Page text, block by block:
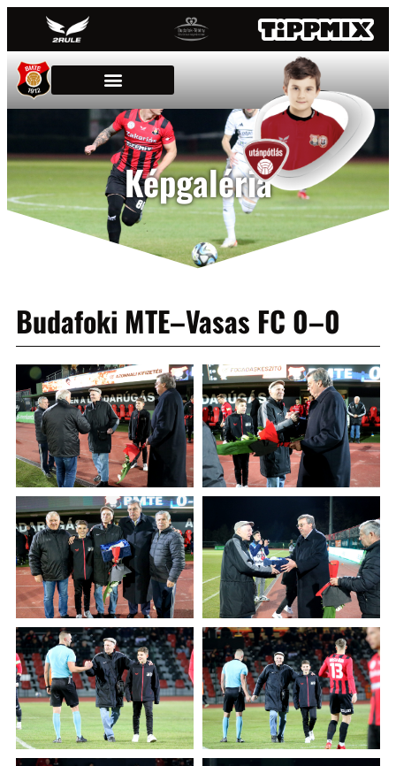
Képgaléria
Budafoki MTE–Vasas FC 0–0